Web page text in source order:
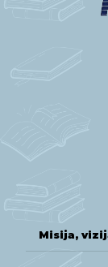
Misija,